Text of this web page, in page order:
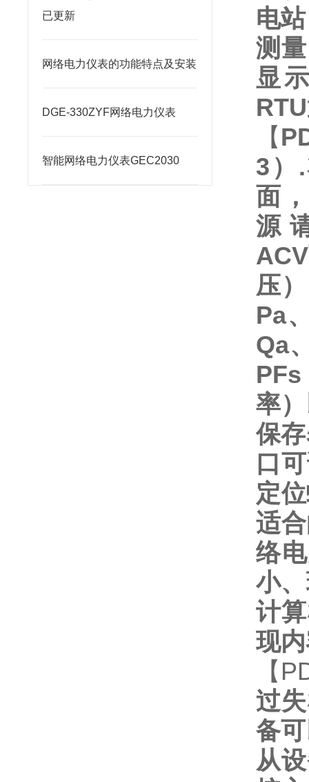
已更新
网络电力仪表的功能特点及安装
DGE-330ZYF网络电力仪表
智能网络电力仪表GEC2030
电
测
显
RTU
【
3）
面
源
压
Pa
Qa
率
保
口
定
适
络
小
计
现
【
过
备
从